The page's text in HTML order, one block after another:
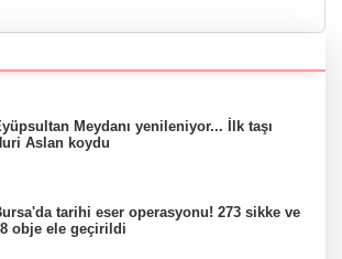
Meydanı yenileniyor... İlk taşı
Aslan koydu
tarihi eser operasyonu! 273 sikke ve
obje ele geçirildi